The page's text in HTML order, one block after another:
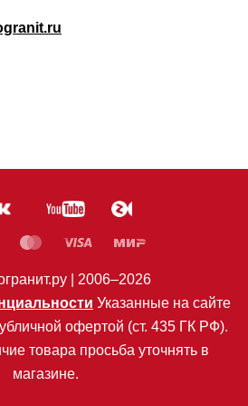
| 2006–2026
Указанные на сайте
офертой (ст. 435 ГК РФ).
товара просьба уточнять в
магазине.